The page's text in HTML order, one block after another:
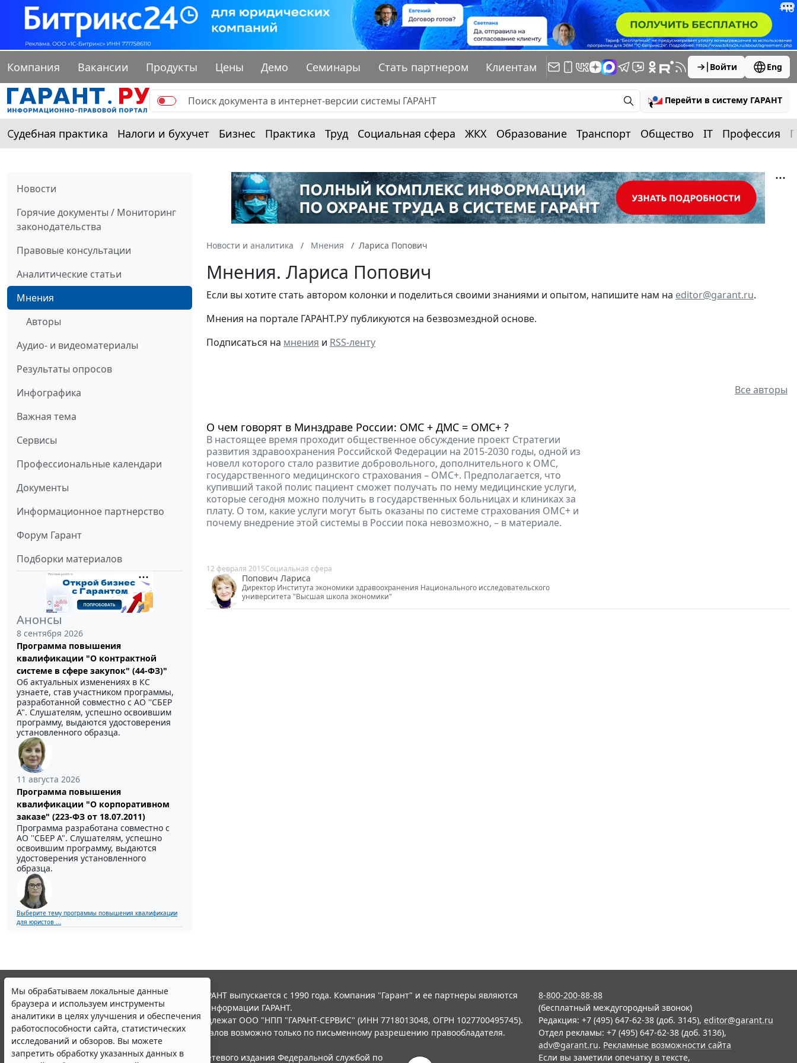
Компания Вакансии Продукты Цены Демо Семинары Стать партнером Клиентам Войти Eng
Перейти в систему ГАРАНТ
Судебная практика Налоги и бухучет Бизнес Практика Труд Социальная сфера ЖКХ Образование Транспорт Общество IT Профессия
Новости
Горячие документы / Мониторинг
законодательства
Правовые консультации
Аналитические статьи
Мнения
Авторы
Аудио- и видеоматериалы
Результаты опросов
Инфографика
Важная тема
Сервисы
Профессиональные календари
Документы
Информационное партнерство
Форум Гарант
Подборки материалов
Анонсы
8 сентября 2026
Программа повышения
квалификации "О контрактной
системе в сфере закупок" (44-ФЗ)"
Об актуальных изменениях в КС
узнаете, став участником программы,
разработанной совместно с АО ''СБЕР
А". Слушателям, успешно освоившим
программу, выдаются удостоверения
установленного образца.
11 августа 2026
Программа повышения
квалификации "О корпоративном
заказе" (223-ФЗ от 18.07.2011)
Программа разработана совместно с
АО ''СБЕР А". Слушателям, успешно
освоившим программу, выдаются
удостоверения установленного
образца.
Выберите тему программы повышения квалификации
для юристов ...
Новости и аналитика Мнения Лариса Попович
Мнения. Лариса Попович
Если вы хотите стать автором колонки и поделиться своими знаниями и опытом, напишите нам на editor@garant.ru.
Мнения на портале ГАРАНТ.РУ публикуются на безвозмездной основе.
Подписаться на мнения и RSS-ленту
Все авторы
О чем говорят в Минздраве России: ОМС + ДМС = ОМС+ ?
В настоящее время проходит общественное обсуждение проект Стратегии
развития здравоохранения Российской Федерации на 2015-2030 годы, одной из
новелл которого стало развитие добровольного, дополнительного к ОМС,
государственного медицинского страхования – ОМС+. Предполагается, что
купивший такой полис пациент сможет получать по нему медицинские услуги,
которые сегодня можно получить в государственных больницах и клиниках за
плату. О том, какие услуги могут быть оказаны по системе страхования ОМС+ и
почему внедрение этой системы в России пока невозможно, – в материале.
12 февраля 2015Социальная сфера
Попович Лариса
Директор Института экономики здравоохранения Национального исследовательского
университета "Высшая школа экономики"
Мы обрабатываем локальные данные
браузера и используем инструменты
аналитики в целях улучшения и обеспечения
работоспособности сайта, статистических
исследований и обзоров. Вы можете
запретить обработку указанных данных в
© ООО "НПП "ГАРАНТ-СЕРВИС", 2026. Система ГАРАНТ выпускается с 1990 года. Компания "Гарант" и ее партнеры являются
участниками Российской ассоциации правовой информации ГАРАНТ.
Все права на материалы сайта ГАРАНТ.РУ принадлежат ООО "НПП "ГАРАНТ-СЕРВИС" (ИНН 7718013048, ОГРН 1027700495745).
Полное или частичное воспроизведение материалов возможно только по письменному разрешению правообладателя.
Правила использования портала.
Портал ГАРАНТ.РУ зарегистрирован в качестве сетевого издания Федеральной службой по
8-800-200-88-88
(бесплатный междугородный звонок)
Редакция: +7 (495) 647-62-38 (доб. 3145), editor@garant.ru
Отдел рекламы: +7 (495) 647-62-38 (доб. 3136),
adv@garant.ru. Рекламные возможности сайта
Если вы заметили опечатку в тексте,